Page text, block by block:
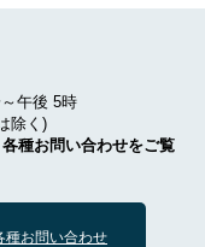
午後 5時
除く)
種お問い合わせをご覧
種お問い合わせ